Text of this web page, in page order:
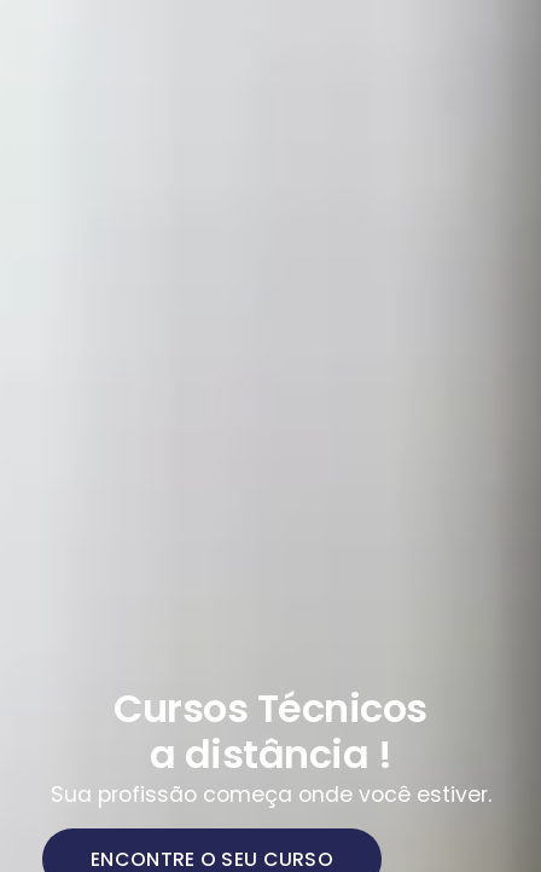
Cursos Técnicos
a distância !
Sua profissão começa onde você estiver.
ENCONTRE O SEU CURSO